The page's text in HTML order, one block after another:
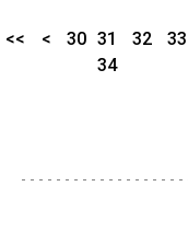
<< < 30 31 32
33
34